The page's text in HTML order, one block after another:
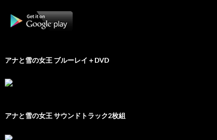
アナと雪の女王 ブルーレイ＋DVD
アナと雪の女王 サウンドトラック2枚組